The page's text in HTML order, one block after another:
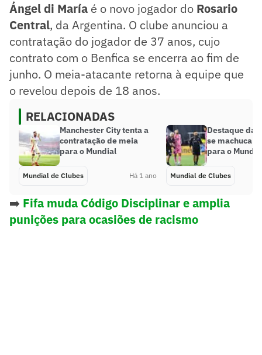
Ángel di María é o novo jogador do Rosario
Central, da Argentina. O clube anunciou a
contratação do jogador de 37 anos, cujo
contrato com o Benfica se encerra ao fim de
junho. O meia-atacante retorna à equipe que
o revelou depois de 18 anos.
RELACIONADAS
Manchester City tenta a
contratação de meia
para o Mundial
Mundial de Clubes Há 1 ano
Destaque da
se machuca
para o
Mundial de Clubes
➡️ Fifa muda Código Disciplinar e amplia
punições para ocasiões de racismo